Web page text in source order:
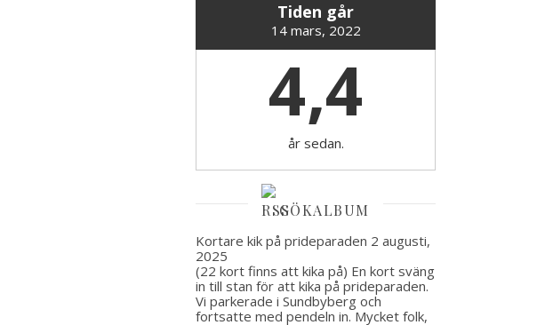
Tiden går
14 mars, 2022
4,4
år sedan.
GÖKALBUM
Kortare kik på prideparaden 2 augusti,
2025
(22 kort finns att kika på) En kort sväng
in till stan för att kika på prideparaden.
Vi parkerade i Sundbyberg och
fortsatte med pendeln in. Mycket folk,